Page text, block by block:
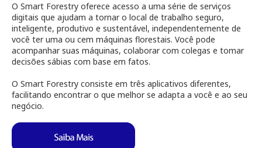
O Smart Forestry oferece acesso a uma série de serviços
digitais que ajudam a tornar o local de trabalho seguro,
inteligente, produtivo e sustentável, independentemente de
você ter uma ou cem máquinas florestais. Você pode
acompanhar suas máquinas, colaborar com colegas e tomar
decisões sábias com base em fatos.
O Smart Forestry consiste em três aplicativos diferentes,
facilitando encontrar o que melhor se adapta a você e ao seu
negócio.